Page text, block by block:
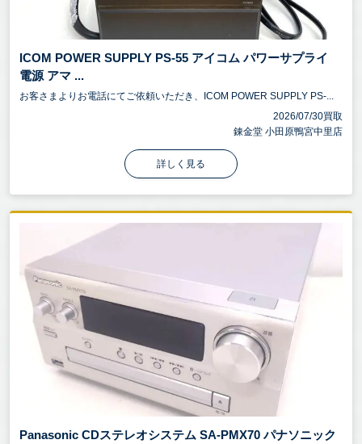
ICOM POWER SUPPLY PS-55 アイコム パワーサプライ
電源 アマ ...
お客さまよりお電話にてご依頼いただき、ICOM POWER SUPPLY PS-...
2026/07/30買取
錬金堂 小田原鴨宮中里店
詳しく見る
Panasonic CDステレオシステム SA-PMX70 パナソニック